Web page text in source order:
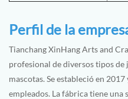
Perfil de la
Tianchang XinHang Arts and
profesional de diversos tipos de
mascotas. Se estableció en
empleados. La fábrica tiene una